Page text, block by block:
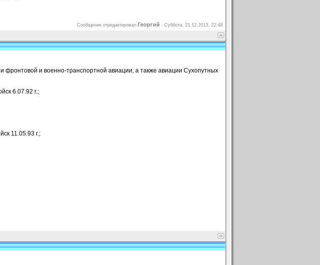
Сообщение отредактировал Георгий - Суббота, 21.12.2013, 22:48
фронтовой и военно-транспортной авиации, а также авиации Сухопутных
6.07.92 г.;
11.05.93 г.;